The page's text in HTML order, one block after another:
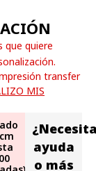
que quiere
transfer
MIS
ayuda
o más